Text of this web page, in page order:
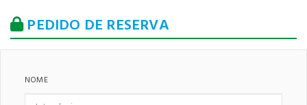
PEDIDO DE RESERVA
NOME